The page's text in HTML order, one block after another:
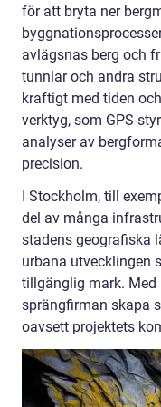
för att bryta ner
avlägsnas berg och
tunnlar och andra
kraftigt med tiden
verktyg, som GPS-
analyser av
precision.
I Stockholm, till
del av många
stadens geografiska
urbana utvecklingen
tillgänglig mark. Med
sprängfirman skapa
oavsett projektets